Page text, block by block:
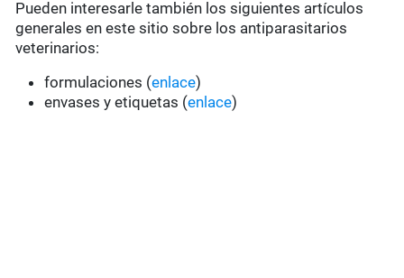
Pueden interesarle también los siguientes artículos
generales en este sitio sobre los antiparasitarios
veterinarios:
formulaciones (enlace)
envases y etiquetas (enlace)